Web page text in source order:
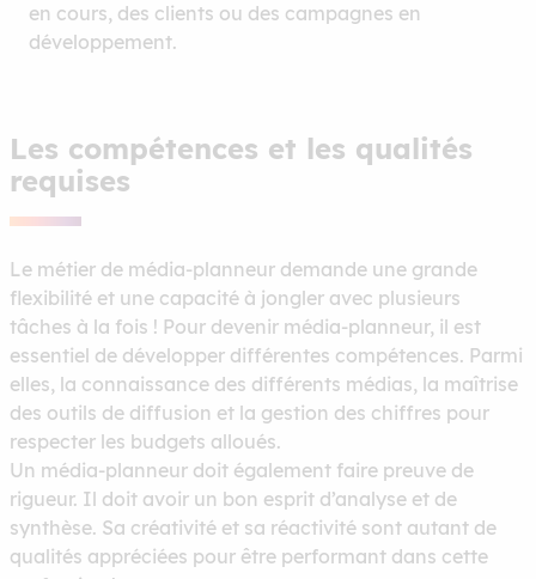
en cours, des clients ou des campagnes en
développement.
Les compétences et les qualités
requises
Le métier de média-planneur demande une grande
flexibilité et une capacité à jongler avec plusieurs
tâches à la fois ! Pour devenir média-planneur, il est
essentiel de développer différentes compétences. Parmi
elles, la connaissance des différents médias, la maîtrise
des outils de diffusion et la gestion des chiffres pour
respecter les budgets alloués.
Un média-planneur doit également faire preuve de
rigueur. Il doit avoir un bon esprit d’analyse et de
synthèse. Sa créativité et sa réactivité sont autant de
qualités appréciées pour être performant dans cette